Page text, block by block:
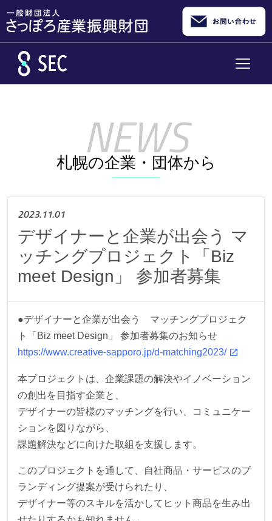
札幌の企業・団体から
2023.11.01
デザイナーと企業が出会う マ
ッチングプロジェクト「Biz
meet Design」 参加者募集
●デザイナーと企業が出会う マッチングプロジェク
ト「Biz meet Design」 参加者募集のお知らせ
https://www.creative-sapporo.jp/d-matching2023/
本プロジェクトは、企業課題の解決やイノベーション
の創出を目指す企業と、
デザイナーの皆様のマッチングを行い、コミュニケー
ションを図りながら、
課題解決などに向けた取組を支援します。
このプロジェクトを通して、自社商品・サービスのブ
ランディング提案が受けられたり、
デザイナー等のスキルを活かしてヒット商品を生み出